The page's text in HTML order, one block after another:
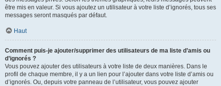
être mis en valeur. Si vous ajoutez un utilisateur à votre liste d’ignorés, tous ses
messages seront masqués par défaut.
Haut
Comment puis-je ajouter/supprimer des utilisateurs de ma liste d’amis ou
d’ignorés ?
Vous pouvez ajouter des utilisateurs à votre liste de deux manières. Dans le
profil de chaque membre, il y a un lien pour l’ajouter dans votre liste d’amis ou
d’ignorés. Ou, depuis votre panneau de l’utilisateur, vous pouvez ajouter